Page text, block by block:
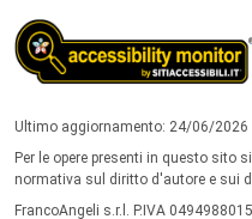
Ultimo aggiornamento: 24/06/2026
Per le opere presenti in questo sito
normativa sul diritto d'autore e sui
FrancoAngeli s.r.l. P.IVA